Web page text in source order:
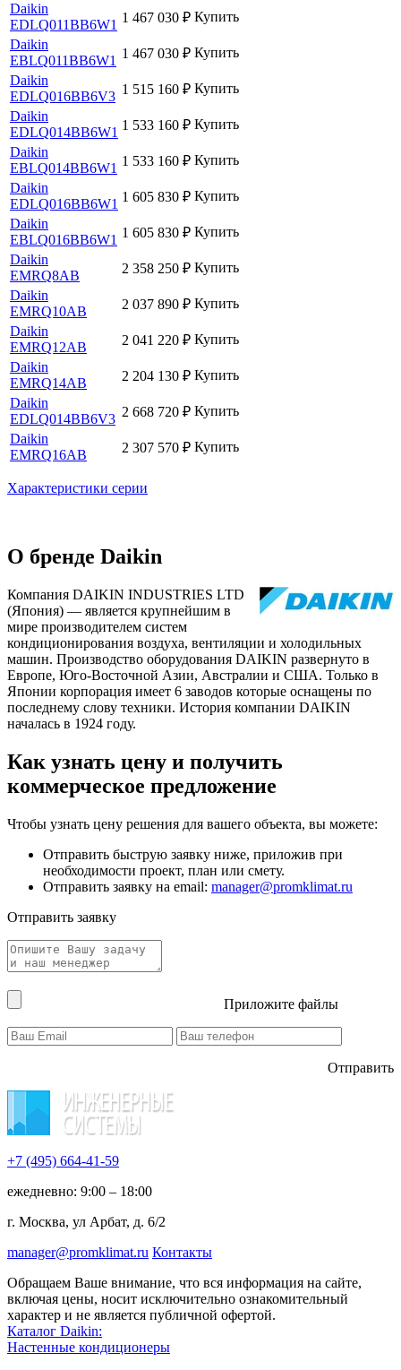
Daikin
EDLQ011BB6W1 1 467 030 ₽ Купить
Daikin
EBLQ011BB6W1 1 467 030 ₽ Купить
Daikin
EDLQ016BB6V3 1 515 160 ₽ Купить
Daikin
EDLQ014BB6W1 1 533 160 ₽ Купить
Daikin
EBLQ014BB6W1 1 533 160 ₽ Купить
Daikin
EDLQ016BB6W1 1 605 830 ₽ Купить
Daikin
EBLQ016BB6W1 1 605 830 ₽ Купить
Daikin
EMRQ8AB
2 358 250 ₽ Купить
Daikin
EMRQ10AB
2 037 890 ₽ Купить
Daikin
EMRQ12AB
2 041 220 ₽ Купить
Daikin
EMRQ14AB
2 204 130 ₽ Купить
Daikin
EDLQ014BB6V3 2 668 720 ₽ Купить
Daikin
EMRQ16AB
2 307 570 ₽ Купить
Характеристики серии
О бренде Daikin
Компания DAIKIN INDUSTRIES LTD
(Япония) — является крупнейшим в
мире производителем систем
кондиционирования воздуха, вентиляции и холодильных
машин. Производство оборудования DAIKIN развернуто в
Европе, Юго-Восточной Азии, Австралии и США. Только в
Японии корпорация имеет 6 заводов которые оснащены по
последнему слову техники. История компании DAIKIN
началась в 1924 году.
Как узнать цену и получить
коммерческое предложение
Чтобы узнать цену решения для вашего объекта, вы можете:
Отправить быструю заявку ниже, приложив при
необходимости проект, план или смету.
Отправить заявку на email: manager@promklimat.ru
Отправить заявку
Приложите файлы
Отправить
+7 (495) 664-41-59
ежедневно: 9:00 – 18:00
г. Москва, ул Арбат, д. 6/2
manager@promklimat.ru Контакты
Обращаем Ваше внимание, что вся информация на сайте,
включая цены, носит исключительно ознакомительный
характер и не является публичной офертой.
Каталог Daikin:
Настенные кондиционеры